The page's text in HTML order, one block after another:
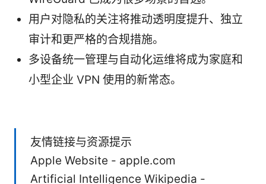
用户对隐私的关注将推动透明度提升、独立
审计和更严格的合规措施。
多设备统一管理与自动化运维将成为家庭和
小型企业 VPN 使用的新常态。
友情链接与资源提示
Apple Website - apple.com
Artificial Intelligence Wikipedia -